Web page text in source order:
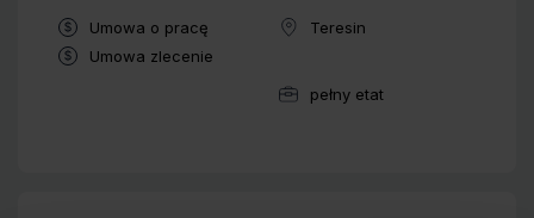
Typ umowy:
Umowa o pracę
Typ umowy:
Umowa zlecenie
Lokalizacja:
Teresin
Wymiar pracy:
pełny etat